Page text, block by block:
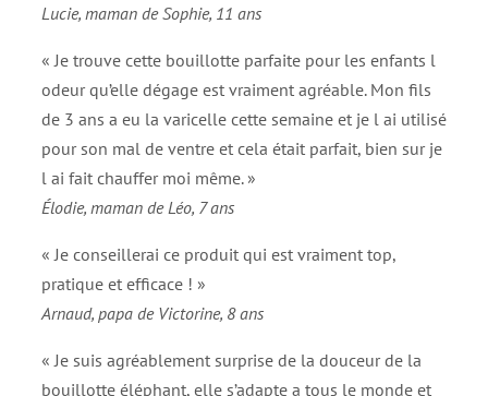
Lucie, maman de Sophie, 11 ans
« Je trouve cette bouillotte parfaite pour les enfants l
odeur qu’elle dégage est vraiment agréable. Mon fils
de 3 ans a eu la varicelle cette semaine et je l ai utilisé
pour son mal de ventre et cela était parfait, bien sur je
l ai fait chauffer moi même. »
Élodie, maman de Léo, 7 ans
« Je conseillerai ce produit qui est vraiment top,
pratique et efficace ! »
Arnaud, papa de Victorine, 8 ans
« Je suis agréablement surprise de la douceur de la
bouillotte éléphant, elle s’adapte a tous le monde et